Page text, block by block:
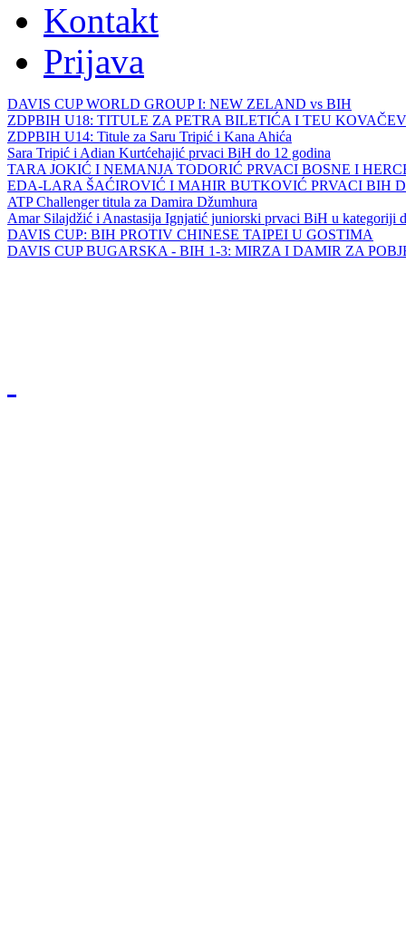
Kontakt
Prijava
DAVIS CUP WORLD GROUP I: NEW ZELAND vs BIH
ZDPBIH U18: TITULE ZA PETRA BILETIĆA I TEU
ZDPBIH U14: Titule za Saru Tripić i Kana Ahića
Sara Tripić i Adian Kurtćehajić prvaci BiH do 12 godina
TARA JOKIĆ I NEMANJA TODORIĆ PRVACI BOSNE I
EDA-LARA ŠAĆIROVIĆ I MAHIR BUTKOVIĆ PRVACI BIH
ATP Challenger titula za Damira Džumhura
Amar Silajdžić i Anastasija Ignjatić juniorski prvaci BiH u kategoriji
DAVIS CUP: BIH PROTIV CHINESE TAIPEI U GOSTIMA
DAVIS CUP BUGARSKA - BIH 1-3: MIRZA I DAMIR ZA